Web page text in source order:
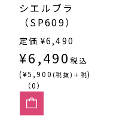
シエルブラ
（SP609）
定価 ¥6,490
¥6,490 税込
(¥5,900 (税抜)＋税)
（0）